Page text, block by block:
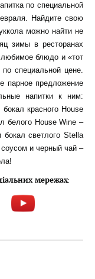
по специальной
Найдите свою
можно найти не
зимы в ресторанах
блюдо и «тот
специальной цене.
парное предложение
напитки к ним:
красного House
белого House Wine –
светлого Stella
и черный чай –
мережах: